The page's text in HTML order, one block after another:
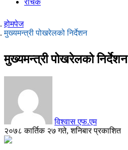
रोचक
होमपेज
मुख्यमन्त्री पोखरेलको निर्देशन
मुख्यमन्त्री पोखरेलको निर्देशन
विश्वास एफ.एम
२०७८ कार्तिक २७ गते, शनिबार प्रकाशित